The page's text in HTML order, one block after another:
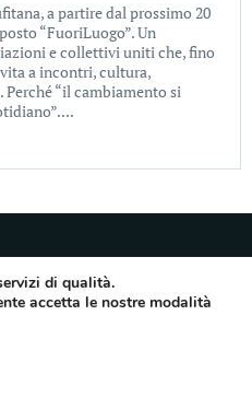
a partire dal prossimo 20
“FuoriLuogo”. Un
e collettivi uniti che, fino
a incontri, cultura,
“il cambiamento si
Reg. Trib. di Avellino n.7/12 del
di Comunicazione al n.7671
– PI/CF. Reg. naz. stampa 10218/99
di qualità.
accetta le nostre modalità